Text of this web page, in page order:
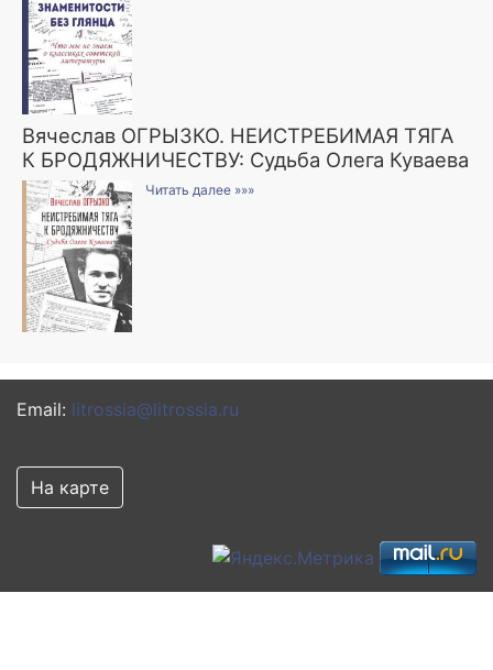
Вячеслав ОГРЫЗКО. НЕИСТРЕБИМАЯ ТЯГА
К БРОДЯЖНИЧЕСТВУ: Судьба Олега Куваева
Читать далее »»»
Email: litrossia@litrossia.ru
На карте